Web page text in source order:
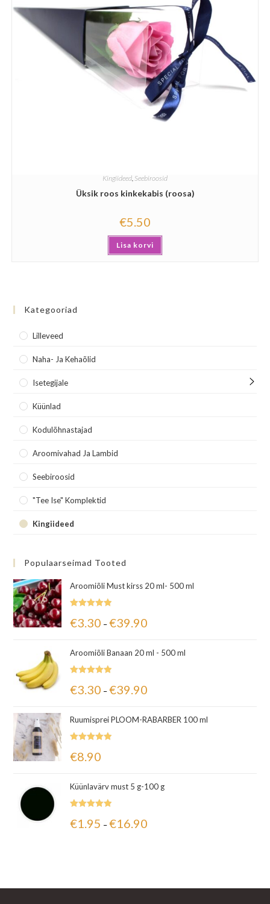
Kingiideed Seebiroosid
Üksik roos kinkekabis (roosa)
€5.50
Lisa korvi
Kategooriad
Lilleveed
Naha- Ja Kehaõlid
Isetegijale
Küünlad
Kodulõhnastajad
Aroomivahad Ja Lambid
Seebiroosid
"Tee Ise" Komplektid
Kingiideed
Populaarseimad Tooted
Aroomiõli Must kirss 20 ml- 500 ml
5.00/ 5
€3.30 – €39.90
Aroomiõli Banaan 20 ml - 500 ml
5.00/ 5
€3.30 – €39.90
Ruumisprei PLOOM-RABARBER 100 ml
5.00/ 5
€8.90
Küünlavärv must 5 g-100 g
5.00/ 5
€1.95 – €16.90